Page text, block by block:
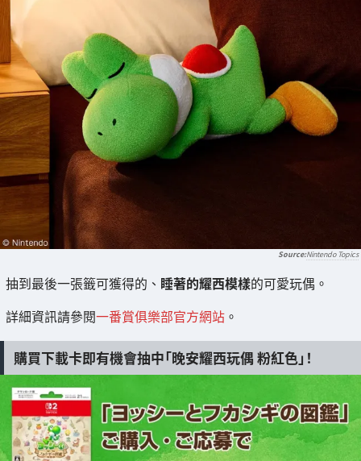
Nintendo Topics
抽到最後一張籤可獲得的、 睡著的耀西模樣的可愛玩偶。
詳細資訊請參閱一番賞俱樂部官方網站 。
購買下載卡即有機會抽中「晚安耀西玩偶 粉紅色」！